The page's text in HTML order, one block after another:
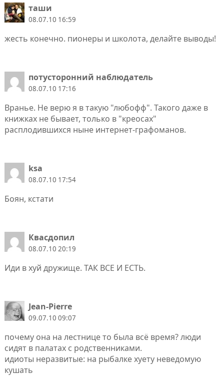
таши
08.07.10 16:59
жесть конечно. пионеры и школота, делайте выводы!
потусторонний наблюдатель
08.07.10 17:16
Вранье. Не верю я в такую "любофф". Такого даже в
книжках не бывает, только в "креосах"
расплодившихся ныне интернет-графоманов.
ksa
08.07.10 17:54
Боян, кстати
Квасдопил
08.07.10 20:19
Иди в хуй дружище. ТАК ВСЕ И ЕСТЬ.
Jean-Pierre
09.07.10 09:07
почему она на лестнице то была всё время? люди
сидят в палатах с родственниками.
идиоты неразвитые: на рыбалке хуету неведомую
кушать